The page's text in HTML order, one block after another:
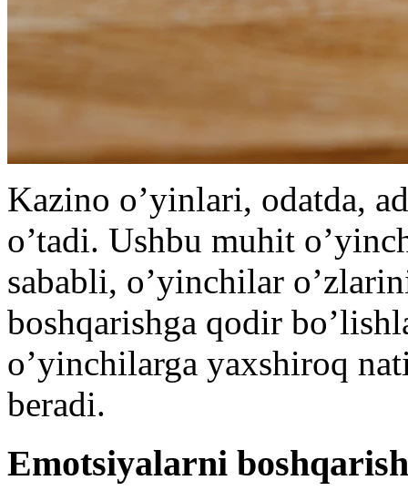
Kazino o’yinlari, odatda,
o’tadi. Ushbu muhit
sababli, o’yinchilar
boshqarishga qodir
o’yinchilarga yaxshiroq
beradi.
Emotsiyalarni boshqarish